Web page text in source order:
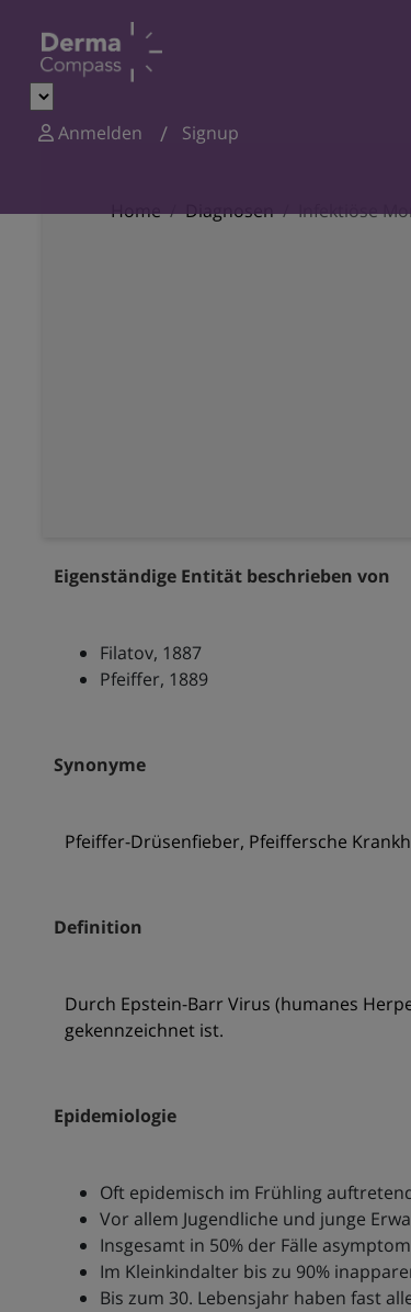
Anmelden
Signup
Home
Diagnosen Infektiöse
Eigenständige Entität beschrieben von
Filatov, 1887
Pfeiffer, 1889
Synonyme
Pfeiffer-Drüsenfieber, Pfeiffersche
Definition
Durch Epstein-Barr Virus (humanes
gekennzeichnet ist.
Epidemiologie
Oft epidemisch im Frühling
Vor allem Jugendliche und junge
Insgesamt in 50% der Fälle
Im Kleinkindalter bis zu 90%
Bis zum 30. Lebensjahr haben fast